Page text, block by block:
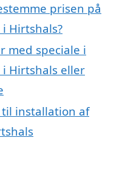
prisen på
Hirtshals?
med speciale i
Hirtshals eller
installation af